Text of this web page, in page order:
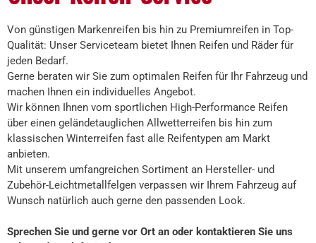
Von günstigen Markenreifen bis hin zu Premiumreifen in Top-
Qualität: Unser Serviceteam bietet Ihnen Reifen und Räder für
jeden Bedarf.
Gerne beraten wir Sie zum optimalen Reifen für Ihr Fahrzeug und
machen Ihnen ein individuelles Angebot.
Wir können Ihnen vom sportlichen High-Performance Reifen
über einen geländetauglichen Allwetterreifen bis hin zum
klassischen Winterreifen fast alle Reifentypen am Markt
anbieten.
Mit unserem umfangreichen Sortiment an Hersteller- und
Zubehör-Leichtmetallfelgen verpassen wir Ihrem Fahrzeug auf
Wunsch natürlich auch gerne den passenden Look.
Sprechen Sie und gerne vor Ort an oder kontaktieren Sie uns